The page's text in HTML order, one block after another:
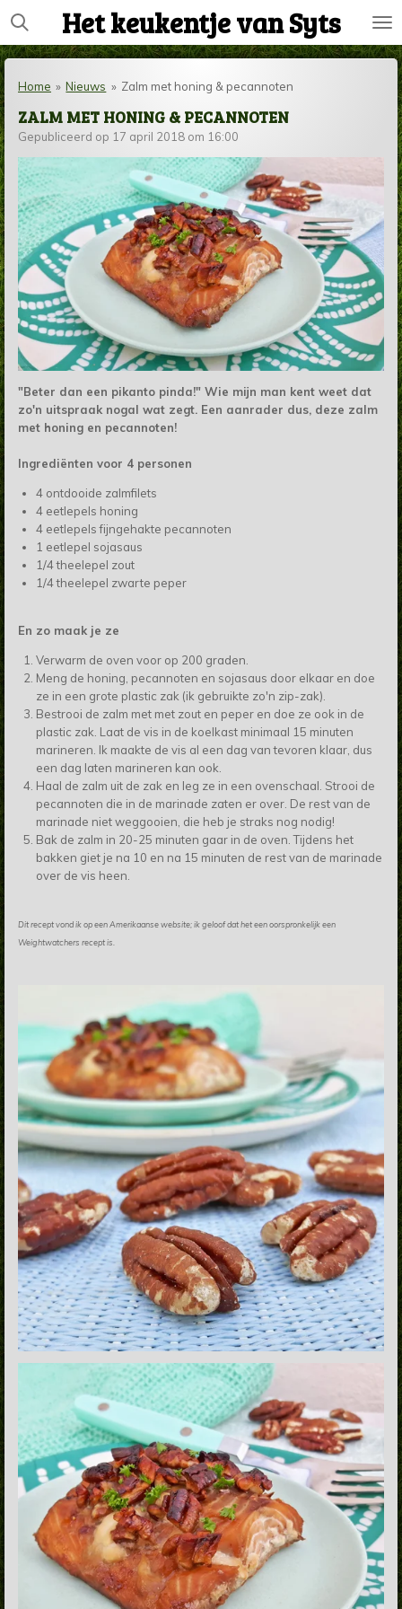
Ga
direct
naar
hoofdinhoud
Het keukentje van Syts
Home » Nieuws » Zalm met honing & pecannoten
ZALM MET HONING & PECANNOTEN
Gepubliceerd op 17 april 2018 om 16:00
"Beter dan een pikanto pinda!" Wie mijn man kent weet dat
zo'n uitspraak nogal wat zegt. Een aanrader dus, deze zalm
met honing en pecannoten!
Ingrediënten voor 4 personen
4 ontdooide zalmfilets
4 eetlepels honing
4 eetlepels fijngehakte pecannoten
1 eetlepel sojasaus
1/4 theelepel zout
1/4 theelepel zwarte peper
En zo maak je ze
Verwarm de oven voor op 200 graden.
Meng de honing, pecannoten en sojasaus door elkaar en doe
ze in een grote plastic zak (ik gebruikte zo'n zip-zak).
Bestrooi de zalm met met zout en peper en doe ze ook in de
plastic zak. Laat de vis in de koelkast minimaal 15 minuten
marineren. Ik maakte de vis al een dag van tevoren klaar, dus
een dag laten marineren kan ook.
Haal de zalm uit de zak en leg ze in een ovenschaal. Strooi de
pecannoten die in de marinade zaten er over. De rest van de
marinade niet weggooien, die heb je straks nog nodig!
Bak de zalm in 20-25 minuten gaar in de oven. Tijdens het
bakken giet je na 10 en na 15 minuten de rest van de marinade
over de vis heen.
Dit recept vond ik op een Amerikaanse website; ik geloof dat het een oorspronkelijk een
Weightwatchers recept is.